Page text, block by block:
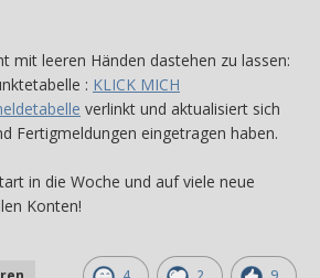
mit leeren Händen dastehen zu lassen:
: KLICK MICH
verlinkt und aktualisiert sich
Fertigmeldungen eingetragen haben.
in die Woche und auf viele neue
Konten!